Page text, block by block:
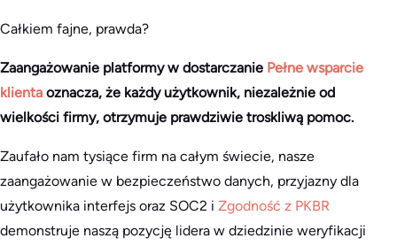
Całkiem fajne, prawda?
Zaangażowanie platformy w dostarczanie Pełne wsparcie
klienta oznacza, że każdy użytkownik, niezależnie od
wielkości firmy, otrzymuje prawdziwie troskliwą pomoc.
Zaufało nam tysiące firm na całym świecie, nasze
zaangażowanie w bezpieczeństwo danych, przyjazny dla
użytkownika interfejs oraz SOC2 i Zgodność z PKBR
demonstruje naszą pozycję lidera w dziedzinie weryfikacji